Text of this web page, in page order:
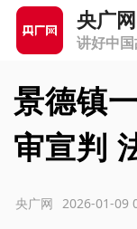
央广网
讲好中
景德镇
审宣判
2026-01-09
央广网